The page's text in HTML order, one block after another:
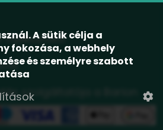
tájékoztató
szolgáltatója a Barion
A sütik célja a
fokozása, a webhely
és személyre szabott